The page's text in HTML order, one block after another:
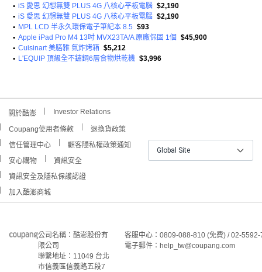
• iS 愛思 幻想無雙 PLUS 4G 八核心平板電腦 $2,190
• iS 愛思 幻想無雙 PLUS 4G 八核心平板電腦 $2,190
• MPL LCD 半永久環保電子筆記本 8.5 $93
• Apple iPad Pro M4 13吋 MVX23TA/A 原廠保固 1個 $45,900
• Cuisinart 美膳雅 氣炸烤箱 $5,212
• L'EQUIP 頂級全不鏽鋼6層食物烘乾機 $3,996
關於酷澎 Investor Relations
Coupang使用者條款
退換貨政策
信任管理中心
顧客隱私權政策通知
安心購物
資訊安全
資訊安全及隱私保護認證
加入酷澎商城
Global Site
公司名稱：酷澎股份有
限公司
聯繫地址：11049 台北
市信義區信義路五段7
客服中心：0809-088-810 (免費) / 02-
電子郵件：help_tw@coupang.com